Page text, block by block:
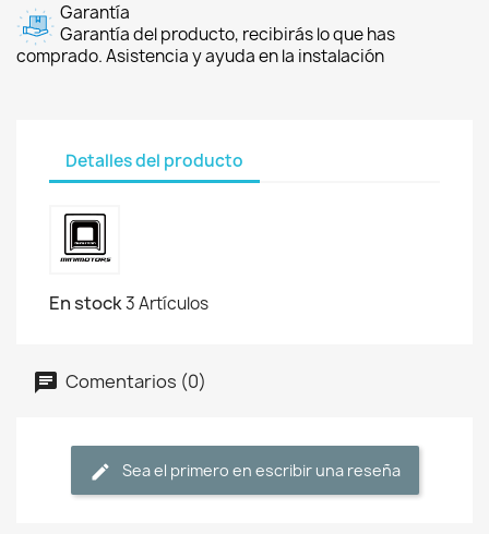
Garantía
Garantía del producto, recibirás lo que has
comprado. Asistencia y ayuda en la instalación
Detalles del producto
En stock3 Artículos
Comentarios (0)
Sea el primero en escribir una reseña